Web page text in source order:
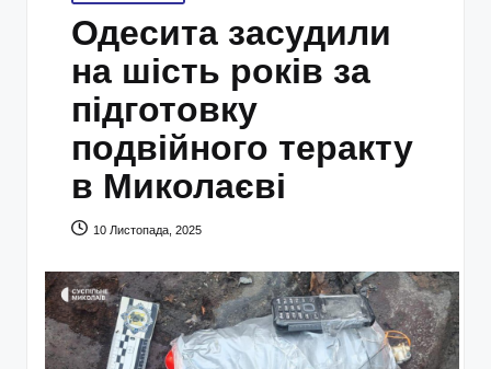
in
Одесита засудили
на шість років за
підготовку
подвійного теракту
в Миколаєві
10 Листопада, 2025